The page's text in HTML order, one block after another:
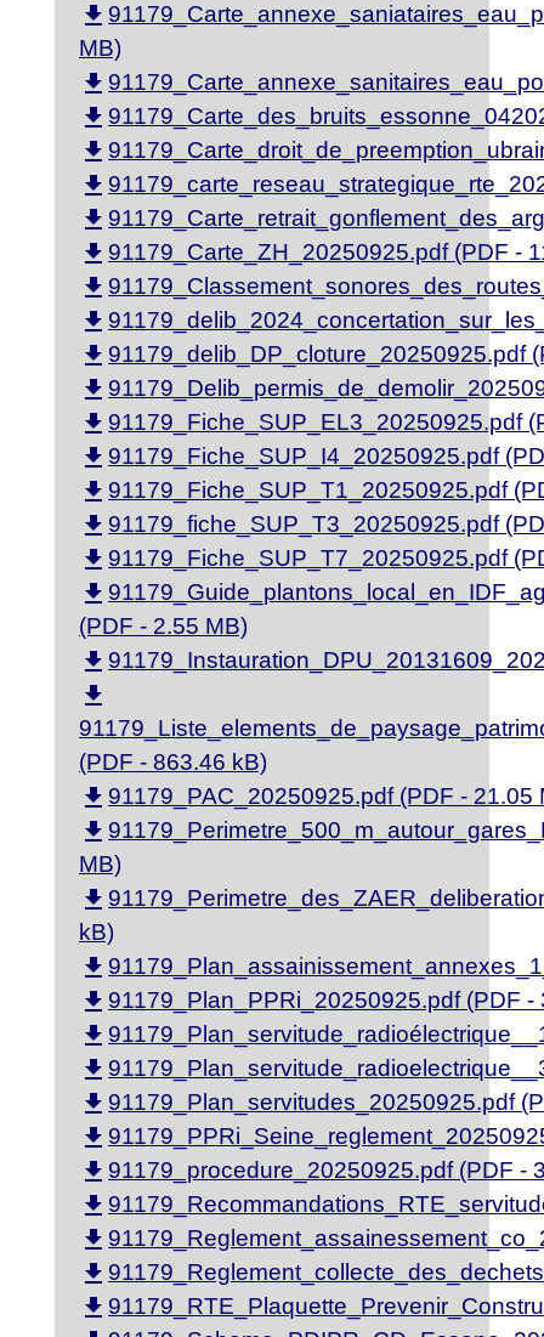
file_download
MB)
file_download
file_download
file_download
file_download
file_download
file_download 91179_Carte_ZH_20250925.pdf (PDF -
file_download
file_download
file_download 91179_delib_DP_cloture_20250925.pdf
file_download
file_download 91179_Fiche_SUP_EL3_20250925.pdf
file_download 91179_Fiche_SUP_I4_20250925.pdf
file_download 91179_Fiche_SUP_T1_20250925.pdf
file_download 91179_fiche_SUP_T3_20250925.pdf
file_download 91179_Fiche_SUP_T7_20250925.pdf
file_download
(PDF - 2.55 MB)
file_download
file_download
(PDF - 863.46 kB)
file_download 91179_PAC_20250925.pdf (PDF - 21.05
file_download
MB)
file_download
kB)
file_download
file_download 91179_Plan_PPRi_20250925.pdf (PDF -
file_download
file_download
file_download 91179_Plan_servitudes_20250925.pdf
file_download
file_download 91179_procedure_20250925.pdf (PDF -
file_download
file_download
file_download
file_download